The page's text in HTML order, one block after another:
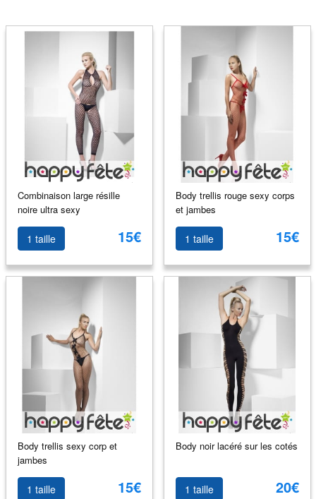
Combinaison large résille
noire ultra sexy
1 taille 15€
Body trellis rouge sexy corps
et jambes
1 taille 15€
Body trellis sexy corp et
jambes
1 taille 15€
Body noir lacéré sur les cotés
1 taille 20€